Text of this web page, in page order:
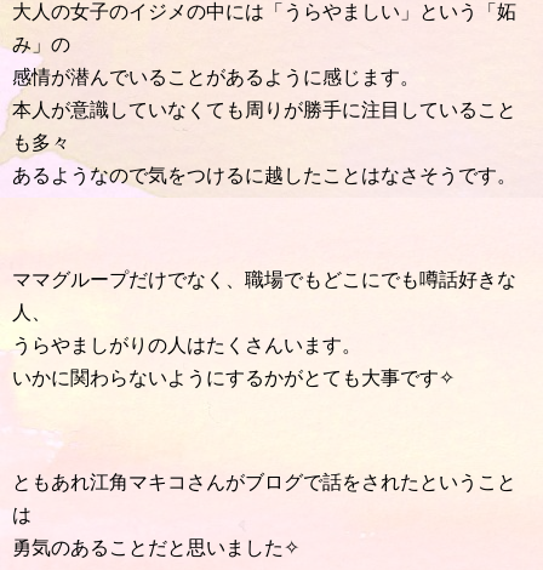
大人の女子のイジメの中には「うらやましい」という「妬
み」の
感情が潜んでいることがあるように感じます。
本人が意識していなくても周りが勝手に注目していること
も多々
あるようなので気をつけるに越したことはなさそうです。
ママグループだけでなく、職場でもどこにでも噂話好きな
人、
うらやましがりの人はたくさんいます。
いかに関わらないようにするかがとても大事です✧
ともあれ江角マキコさんがブログで話をされたということ
は
勇気のあることだと思いました✧